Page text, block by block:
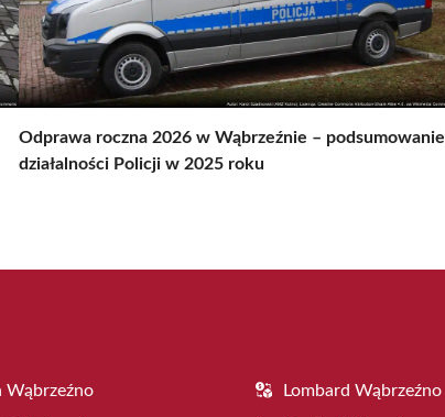
Odprawa roczna 2026 w Wąbrzeźnie – podsumowanie
działalności Policji w 2025 roku
Wąbrzeźno Lombard Wąbrzeźno